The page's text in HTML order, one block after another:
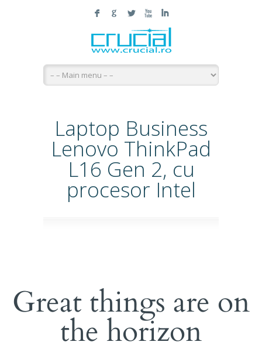
F G L X I
Laptop Business
Lenovo ThinkPad
L16 Gen 2, cu
procesor Intel
Great things are on
the horizon